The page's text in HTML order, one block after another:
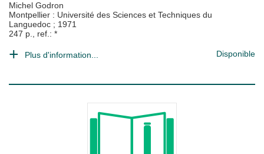
Michel Godron
Montpellier : Université des Sciences et Techniques du
Languedoc ; 1971
247 p., ref.: *
Plus d'information... Disponible